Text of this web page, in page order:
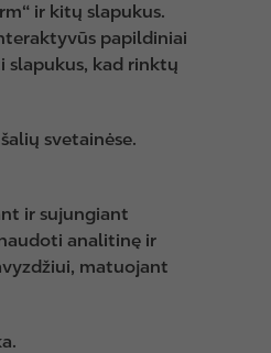
ir kitų slapukus.
papildiniai
slapukus, kad rinktų
svetainėse.
ir sujungiant
analitinę ir
matuojant